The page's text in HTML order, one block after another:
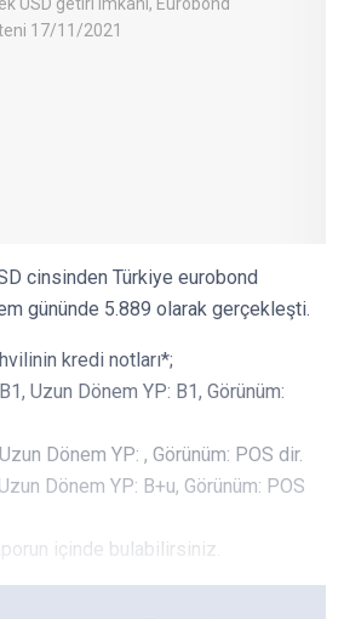
cinsinden Türkiye eurobond
gününde 5.889 olarak gerçekleşti.
kredi notları*;
Uzun Dönem YP: B1, Görünüm:
Dönem YP: , Görünüm: POS dir.
Dönem YP: B+u, Görünüm: POS
içinde bulabilirsiniz.